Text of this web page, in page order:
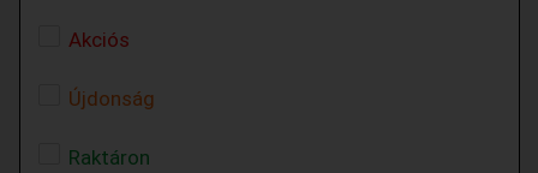
Akciós
Újdonság
Raktáron